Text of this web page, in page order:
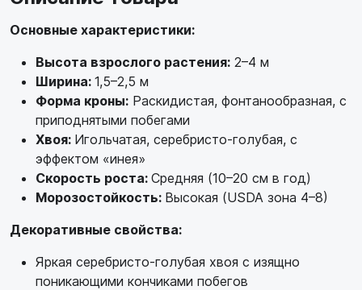
Основные характеристики:
Высота взрослого растения: 2–4 м
Ширина: 1,5–2,5 м
Форма кроны: Раскидистая, фонтанообразная, с
приподнятыми побегами
Хвоя: Игольчатая, серебристо-голубая, с
эффектом «инея»
Скорость роста: Средняя (10–20 см в год)
Морозостойкость: Высокая (USDA зона 4–8)
Декоративные свойства:
Яркая серебристо-голубая хвоя с изящно
поникающими кончиками побегов